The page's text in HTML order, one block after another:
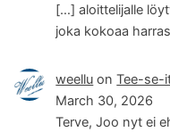
[…] aloittelijalle
joka kokoaa
weellu onTee-se-
March 30, 2026
Terve, Joo nyt ei